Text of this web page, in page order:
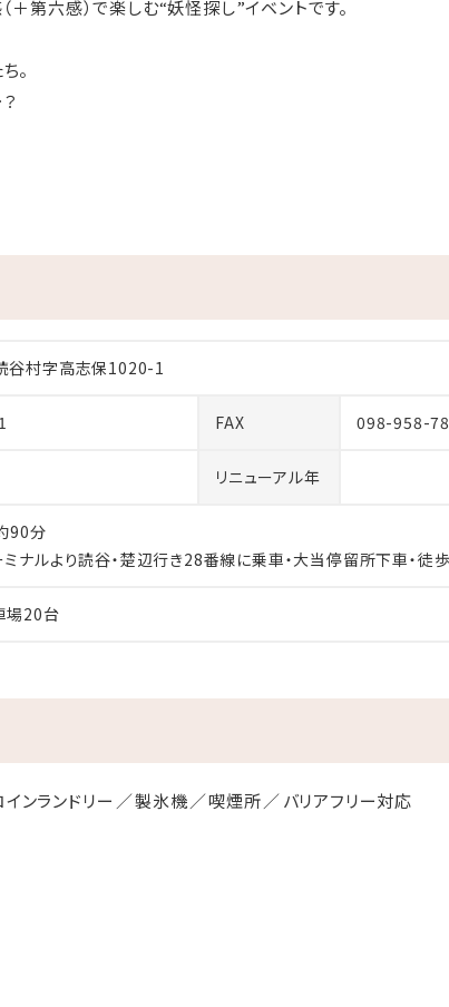
第六感）で楽しむ“妖怪探し”イベントです。
。
。
おもてなし～
応を行うことがございます
わりで提供しています。
名亭で、沖縄の家庭料理をごゆっくりとお楽しみください。
谷村字高志保1020-1
FAX 098-958-
リニューアル年
90分
ナルより読谷・楚辺行き28番線に乗車・大当停留所下車・徒
場20台
インランドリー 製氷機 喫煙所 バリアフリー対応